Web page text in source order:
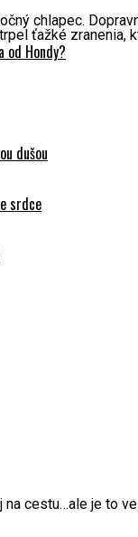
od Hondy?
dušou
srdce
chlapec.
ťažké
cestu…ale je to